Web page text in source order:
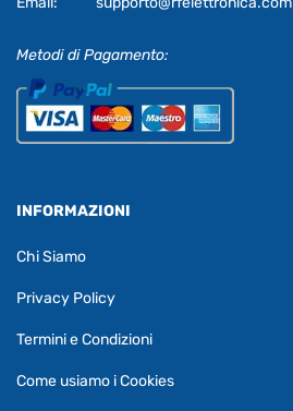
Metodi di Pagamento:
INFORMAZIONI
Chi Siamo
Privacy Policy
Termini e Condizioni
Come usiamo i Cookies